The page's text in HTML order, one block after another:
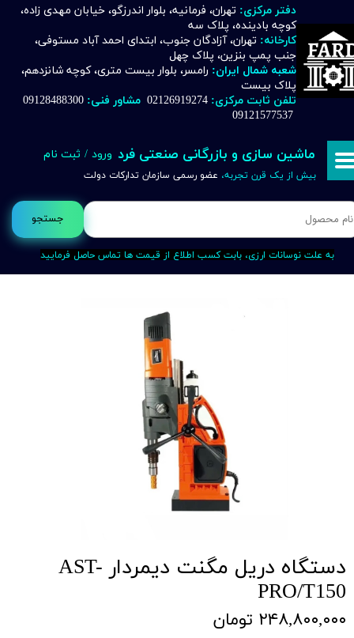
جستجو
دفتر مرکزی: تهران، فرمانیه، بلوار اندرزگو، خیابان مهدی زاده،
کوچه بادینده، پلاک سه
کارخانه: تهران، آزادگان جنوب، ابتدای احمد آباد مستوفی،
جنب پمپ بنزین، پلاک چهل
شعبه شمال ایران: رامسر، بلوار بیست متری، کوچه شانزدهم،
پلاک بیست
تلفن ثابت مرکزی: 02126919274 مشاور فنی:
09121577537
ماشین سازی و بازرگانی صنعتی فرد
بیش از یک قرن تجربه، عضو رسمی سازمان تدارکات دولت
ورود / ثبت نام
حساب کاربری من
تغییر گذر واژه
خروج از حساب کاربری
به علت نوسانات ارزی، بابت کسب اطلاع از قیمت ها تماس حاصل فرمایید
دستگاه دریل مگنت دیمردار AST-
PRO/T150
۲۴۸,۸۰۰,۰۰۰ تومان